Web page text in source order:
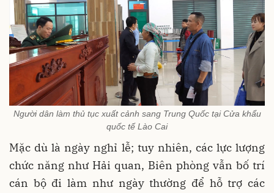
Người dân làm thủ tục xuất cảnh sang Trung Quốc tại Cửa khẩu
quốc tế Lào Cai
Mặc dù là ngày nghỉ lễ; tuy nhiên, các lực lượng
chức năng như Hải quan, Biên phòng vẫn bố trí
cán bộ đi làm như ngày thường để hỗ trợ các